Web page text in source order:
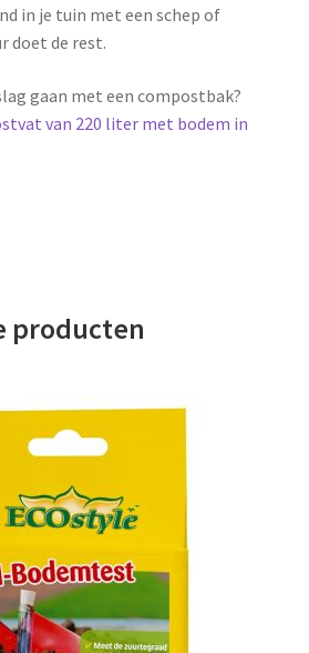
in je tuin met een schep of
doet de rest.
gaan met een compostbak?
van 220 liter met bodem in
producten